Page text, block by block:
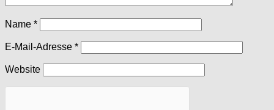
Name *
E-Mail-Adresse *
Website